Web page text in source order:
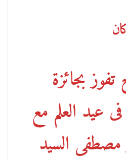
بجائزة
عيد العلم مع
السيد